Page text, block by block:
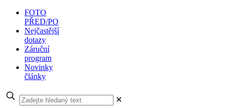
FOTO
PŘED/PO
Nejčastější
dotazy
Záruční
program
Novinky
články
✕